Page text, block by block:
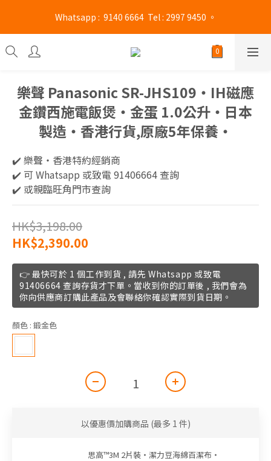
旺角門市營業時間 : (星期一至六 13:00 - 21:00 / 星期日及公眾假期
13:00 - 19:00)
Whatsapp :  9140 6664  Tel : 2997 9450 。
旺角門市營業時間 : (星期一至六 13:00 - 21:00 / 星期日及公眾假期
13:00 - 19:00)
樂聲 Panasonic SR-JHS109‧IH磁應
金鑽西施電飯煲‧金蛋 1.0公升‧日本
製造‧香港行貨,原廠5年保養‧
✔️ 樂聲‧香港特約經銷商
✔️ 可 Whatsapp 或致電 91406664 查詢
✔️ 或親臨旺角門市查詢
HK$3,198.00
HK$2,390.00
👉 最快可於 1 個工作到貨 , 請先 Whatsapp 或致電
91406664 查詢存貨才下單。當收到你的訂單後 , 我們會為
你向供應商訂購此產品及會聯絡你確認實際到貨日期。
顏色 : 鍛金色
以優惠價加購商品 (最多 1 件)
思高™3M 2片裝‧潔力豆海綿百潔布‧